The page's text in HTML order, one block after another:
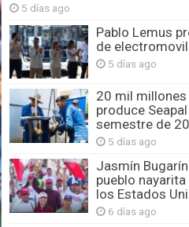
5 días ago
Pablo Lemus
de
5 días ago
20 mil
produce
semestre de
5 días ago
Jasmín
pueblo
los Estados
6 días ago